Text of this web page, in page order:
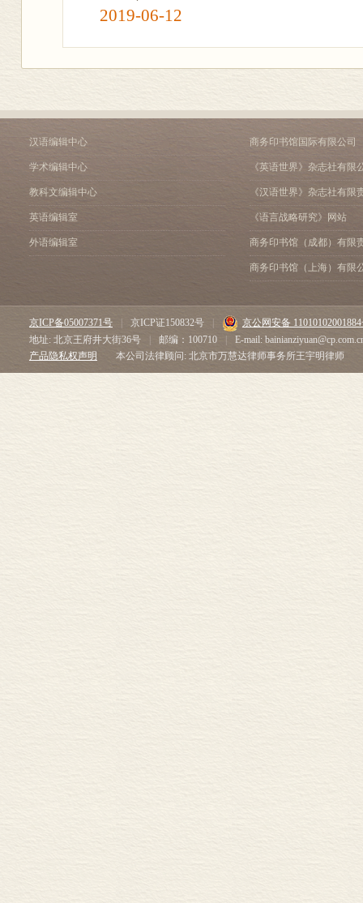
2019-06-12
汉语编辑中心
学术编辑中心
教科文编辑中心
英语编辑室
外语编辑室
商务印书馆国际有限公司
《英语世界》杂志社有限
《汉语世界》杂志社有限
《语言战略研究》网站
商务印书馆（成都）有限
商务印书馆（上海）有限
京ICP备05007371号 京ICP证150832号
京公网安备
地址: 北京王府井大街36号
邮编：100710
E-mail:
产品隐私权声明
本公司法律顾问: 北京市万慧达律师事务所王宇明律师